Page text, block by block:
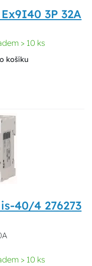
3P 32A
> 10 ks
košíku
40/4 276273
> 10 ks